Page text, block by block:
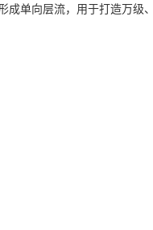
成单向层流，用于打造万级